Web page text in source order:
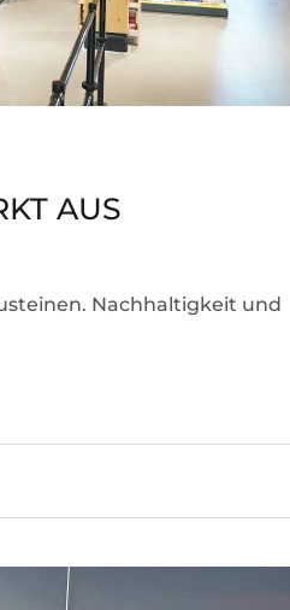
AUS
Nachhaltigkeit und